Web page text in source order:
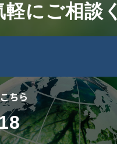
にご相談
ちら